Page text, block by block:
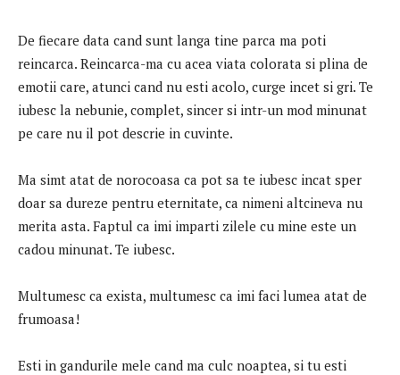
De fiecare data cand sunt langa tine parca ma poti
reincarca. Reincarca-ma cu acea viata colorata si plina de
emotii care, atunci cand nu esti acolo, curge incet si gri. Te
iubesc la nebunie, complet, sincer si intr-un mod minunat
pe care nu il pot descrie in cuvinte.
Ma simt atat de norocoasa ca pot sa te iubesc incat sper
doar sa dureze pentru eternitate, ca nimeni altcineva nu
merita asta. Faptul ca imi imparti zilele cu mine este un
cadou minunat. Te iubesc.
Multumesc ca exista, multumesc ca imi faci lumea atat de
frumoasa!
Esti in gandurile mele cand ma culc noaptea, si tu esti